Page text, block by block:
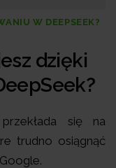
W DEEPSEEK?
dzięki
się na
trudno osiągnąć